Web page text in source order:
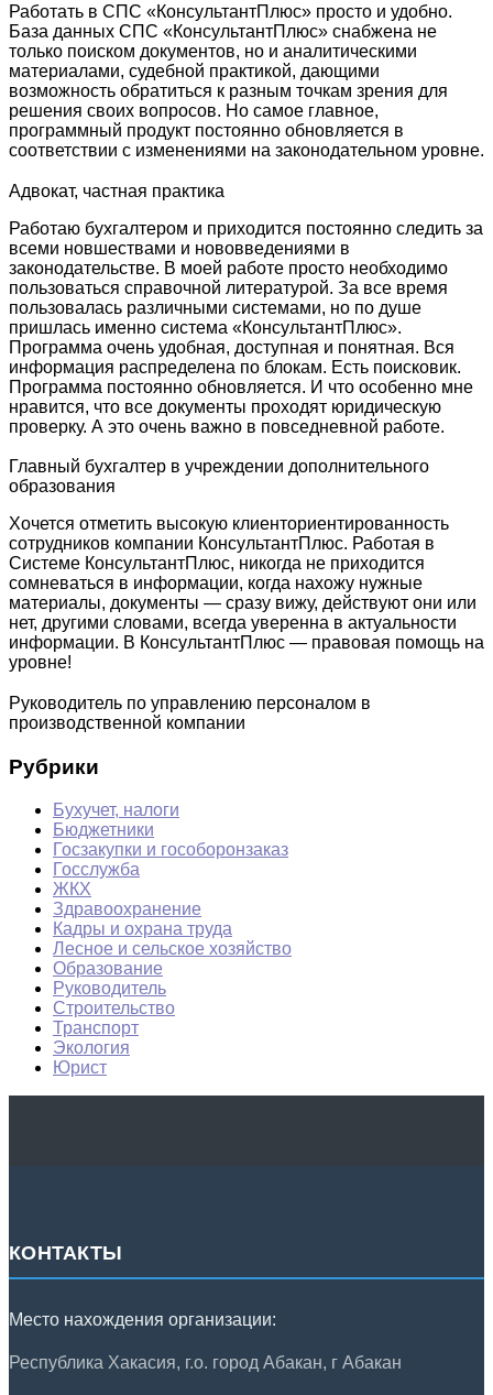
Работать в СПС «КонсультантПлюс» просто и удобно.
База данных СПС «КонсультантПлюс» снабжена не
только поиском документов, но и аналитическими
материалами, судебной практикой, дающими
возможность обратиться к разным точкам зрения для
решения своих вопросов. Но самое главное,
программный продукт постоянно обновляется в
соответствии с изменениями на законодательном уровне.
Адвокат, частная практика
Работаю бухгалтером и приходится постоянно следить за
всеми новшествами и нововведениями в
законодательстве. В моей работе просто необходимо
пользоваться справочной литературой. За все время
пользовалась различными системами, но по душе
пришлась именно система «КонсультантПлюс».
Программа очень удобная, доступная и понятная. Вся
информация распределена по блокам. Есть поисковик.
Программа постоянно обновляется. И что особенно мне
нравится, что все документы проходят юридическую
проверку. А это очень важно в повседневной работе.
Главный бухгалтер в учреждении дополнительного
образования
Хочется отметить высокую клиенториентированность
сотрудников компании КонсультантПлюс. Работая в
Системе КонсультантПлюс, никогда не приходится
сомневаться в информации, когда нахожу нужные
материалы, документы — сразу вижу, действуют они или
нет, другими словами, всегда уверенна в актуальности
информации. В КонсультантПлюс — правовая помощь на
уровне!
Руководитель по управлению персоналом в
производственной компании
Рубрики
Бухучет, налоги
Бюджетники
Госзакупки и гособоронзаказ
Госслужба
ЖКХ
Здравоохранение
Кадры и охрана труда
Лесное и сельское хозяйство
Образование
Руководитель
Строительство
Транспорт
Экология
Юрист
КОНТАКТЫ
Место нахождения организации:
Республика Хакасия, г.о. город Абакан, г Абакан